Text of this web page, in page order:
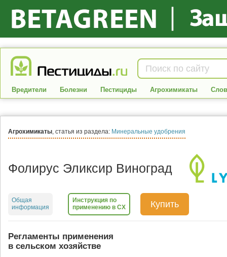
Вредители Болезни Пестициды Агрохимикаты
Агрохимикаты, статья из раздела: Минеральные удобрения
Фолирус Эликсир Виноград
Общая
информация
Инструкция по
применению в СХ
Купить
Регламенты применения
в сельском хозяйстве